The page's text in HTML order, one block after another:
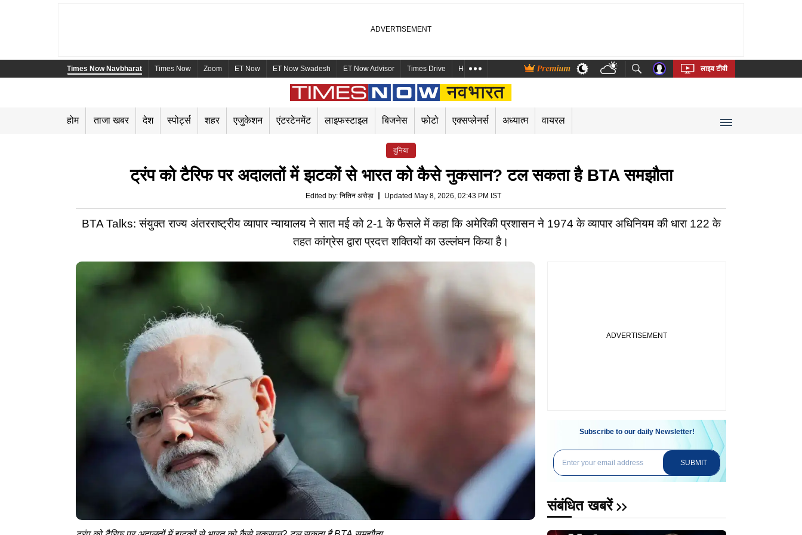
Times Now Navbharat Times Now Zoom ET Now ET Now Swadesh ET Now Advisor Times Drive Health and Me Marathi Bengali Telugu Tamil Kannada Malayalam
लाइव टीवी
होम ताजा खबर देश स्पोर्ट्स शहर एजुकेशन एंटरटेनमेंट लाइफस्टाइल बिजनेस फोटो एक्सप्लेनर्स अध्यात्म वायरल
दुनिया
ट्रंप को टैरिफ पर अदालतों में झटकों से भारत को कैसे नुकसान? टल सकता है BTA समझौता
Edited by: नितिन अरोड़ा Updated May 8, 2026, 02:43 PM IST
BTA Talks: संयुक्त राज्य अंतरराष्ट्रीय व्यापार न्यायालय ने सात मई को 2-1 के फैसले में कहा कि अमेरिकी प्रशासन ने 1974 के व्यापार अधिनियम की धारा 122 के
तहत कांग्रेस द्वारा प्रदत्त शक्तियों का उल्लंघन किया है।
Subscribe to our daily Newsletter!
SUBMIT
संबंधित खबरें